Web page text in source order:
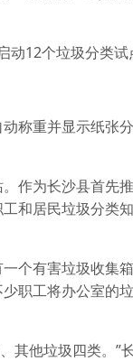
动12个垃圾分类试
称重并显示纸张
作为长沙县首先
和居民垃圾分类
个有害垃圾收集
职工将办公室的
其他垃圾四类。”